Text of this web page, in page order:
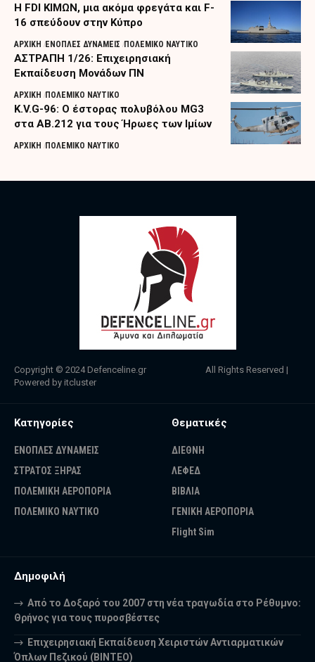
Η FDI ΚΙΜΩΝ, μια ακόμα φρεγάτα και F-
16 σπεύδουν στην Κύπρο
ΑΡΧΙΚΗ ΕΝΟΠΛΕΣ ΔΥΝΑΜΕΙΣ ΠΟΛΕΜΙΚΟ ΝΑΥΤΙΚΟ
ΑΣΤΡΑΠΗ 1/26: Επιχειρησιακή
Εκπαίδευση Μονάδων ΠΝ
ΑΡΧΙΚΗ ΠΟΛΕΜΙΚΟ ΝΑΥΤΙΚΟ
K.V.G-96: Ο έστορας πολυβόλου MG3
στα AB.212 για τους Ήρωες των Ιμίων
ΑΡΧΙΚΗ ΠΟΛΕΜΙΚΟ ΝΑΥΤΙΚΟ
Copyright © 2024 Defenceline.gr All Rights Reserved |
Powered by itcluster
Κατηγορίες
ΕΝΟΠΛΕΣ ΔΥΝΑΜΕΙΣ
ΣΤΡΑΤΟΣ ΞΗΡΑΣ
ΠΟΛΕΜΙΚΗ ΑΕΡΟΠΟΡΙΑ
ΠΟΛΕΜΙΚΟ ΝΑΥΤΙΚΟ
Θεματικές
ΔΙΕΘΝΗ
ΛΕΦΕΔ
ΒΙΒΛΙΑ
ΓΕΝΙΚΗ ΑΕΡΟΠΟΡΙΑ
Flight Sim
Δημοφιλή
Από το Δοξαρό του 2007 στη νέα τραγωδία στο Ρέθυμνο:
Θρήνος για τους πυροσβέστες
Επιχειρησιακή Εκπαίδευση Χειριστών Αντιαρματικών
Όπλων Πεζικού (ΒΙΝΤΕΟ)